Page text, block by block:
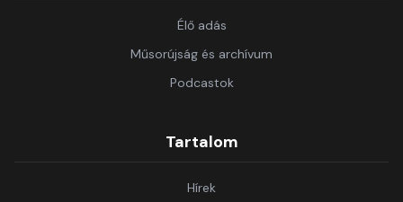
Élő adás
Műsorújság és archívum
Podcastok
Tartalom
Hírek